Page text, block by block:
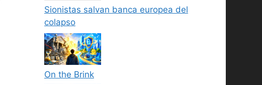
Sionistas salvan banca europea del
colapso
On the Brink